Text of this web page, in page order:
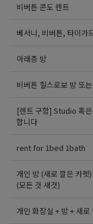
비버튼 콘도 렌트
베서니, 비버튼, 타이가
아래층 방
비버튼 힐스로보 방 또
[렌트 구함] Studio 혹
합니다
rent for 1bed 1bath
개인 방 (새로 깔은 카펫
(모든 것 새것)
개인 화장실 + 방 + 새로